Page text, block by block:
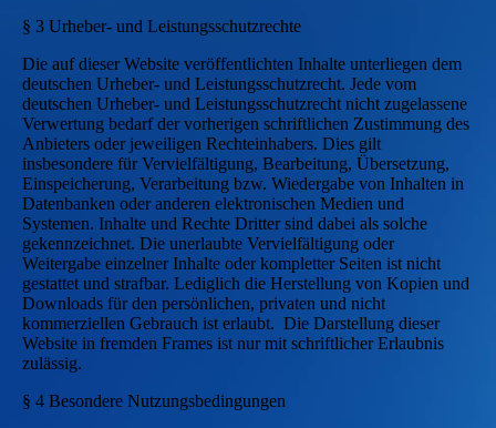
§ 3 Urheber- und Leistungsschutzrechte
Die auf dieser Website veröffentlichten Inhalte unterliegen dem
deutschen Urheber- und Leistungsschutzrecht. Jede vom
deutschen Urheber- und Leistungsschutzrecht nicht zugelassene
Verwertung bedarf der vorherigen schriftlichen Zustimmung des
Anbieters oder jeweiligen Rechteinhabers. Dies gilt
insbesondere für Vervielfältigung, Bearbeitung, Übersetzung,
Einspeicherung, Verarbeitung bzw. Wiedergabe von Inhalten in
Datenbanken oder anderen elektronischen Medien und
Systemen. Inhalte und Rechte Dritter sind dabei als solche
gekennzeichnet. Die unerlaubte Vervielfältigung oder
Weitergabe einzelner Inhalte oder kompletter Seiten ist nicht
gestattet und strafbar. Lediglich die Herstellung von Kopien und
Downloads für den persönlichen, privaten und nicht
kommerziellen Gebrauch ist erlaubt. Die Darstellung dieser
Website in fremden Frames ist nur mit schriftlicher Erlaubnis
zulässig.
§ 4 Besondere Nutzungsbedingungen